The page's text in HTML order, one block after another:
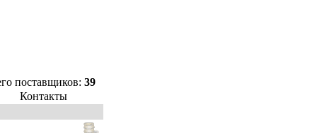
поставщиков: 39
Контакты